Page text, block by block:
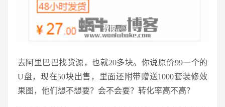
去阿里巴巴找货源，也就20多块。你说原价99一个的
U盘，现在50块出售，里面还附带赠送1000套装修效
果图，他们想不想要？会不会要？转化率高不高？